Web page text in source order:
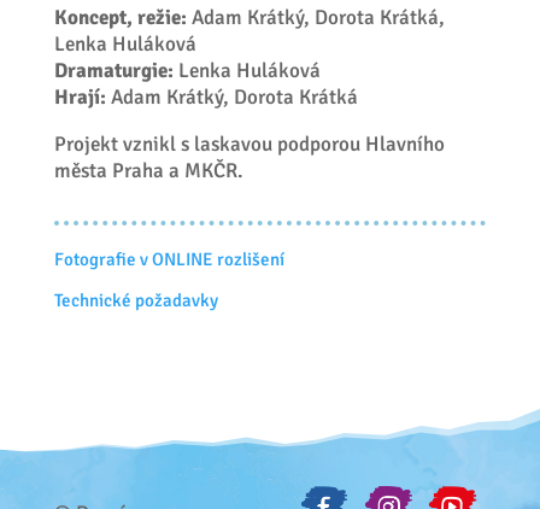
Koncept, režie: Adam Krátký, Dorota Krátká,
Lenka Huláková
Dramaturgie: Lenka Huláková
Hrají: Adam Krátký, Dorota Krátká
Projekt vznikl s laskavou podporou Hlavního
města Praha a MKČR.
Fotografie v ONLINE rozlišení
Technické požadavky